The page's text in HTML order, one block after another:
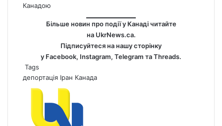
Канадою
Більше новин про події у Канаді читайте
на UkrNews.ca.
Підписуйтеся на нашу сторінку
у Facebook, Instagram, Telegram таThreads.
Tags
депортація Іран Канада